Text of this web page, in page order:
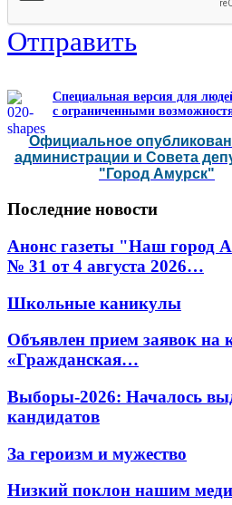
Отправить
Специальная версия для
с ограниченными
Официальное
администрации и Совета
"Город Амурск"
Последние новости
Анонс газеты "Наш город
№ 31 от 4 августа 2026…
Школьные каникулы
Объявлен прием заявок на
«Гражданская…
Выборы-2026: Началось
кандидатов
За героизм и мужество
Низкий поклон нашим